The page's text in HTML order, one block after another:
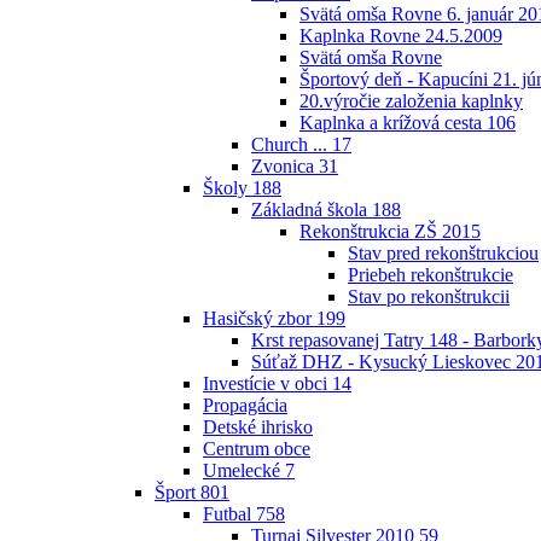
Svätá omša Rovne 6. január
Kaplnka Rovne 24.5.2009
Svätá omša Rovne
Športový deň - Kapucíni 21.
20.výročie založenia kaplnky
Kaplnka a krížová cesta 106
Church ... 17
Zvonica 31
Školy 188
Základná škola 188
Rekonštrukcia ZŠ 2015
Stav pred rekonštrukciou
Priebeh rekonštrukcie
Stav po rekonštrukcii
Hasičský zbor 199
Krst repasovanej Tatry 148 -
Súťaž DHZ - Kysucký Lieskovec
Investície v obci 14
Propagácia
Detské ihrisko
Centrum obce
Umelecké 7
Šport 801
Futbal 758
Turnaj Silvester 2010 59